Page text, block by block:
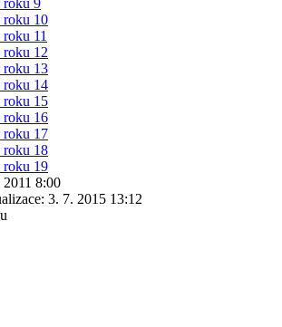
2011 8:00
3. 7. 2015 13:12